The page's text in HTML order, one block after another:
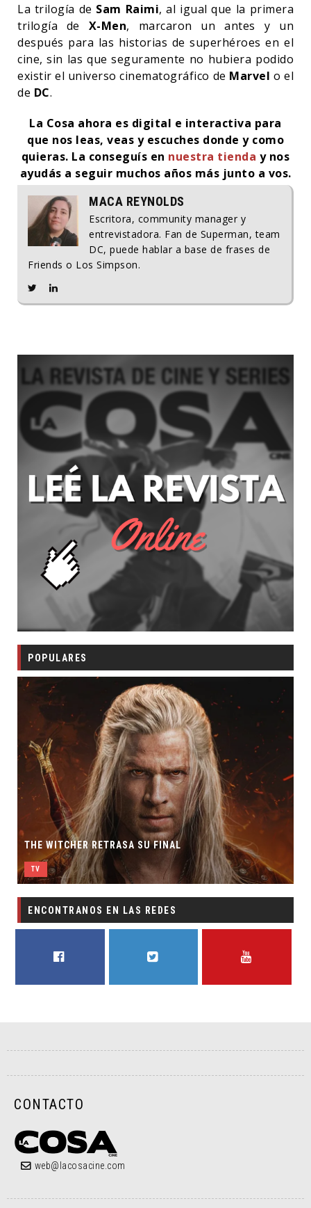
La trilogía de Sam Raimi, al igual que la primera
trilogía de X-Men, marcaron un antes y un
después para las historias de superhéroes en el
cine, sin las que seguramente no hubiera podido
existir el universo cinematográfico de Marvel o el
de DC.
La Cosa ahora es digital e interactiva para
que nos leas, veas y escuches donde y como
quieras. La conseguís en nuestra tienda y nos
ayudás a seguir muchos años más junto a vos.
MACA REYNOLDS
Escritora, community manager y
entrevistadora. Fan de Superman, team
DC, puede hablar a base de frases de
Friends o Los Simpson.
POPULARES
THE WITCHER RETRASA SU FINAL
TV
ENCONTRANOS EN LAS REDES
CONTACTO
web@lacosacine.com